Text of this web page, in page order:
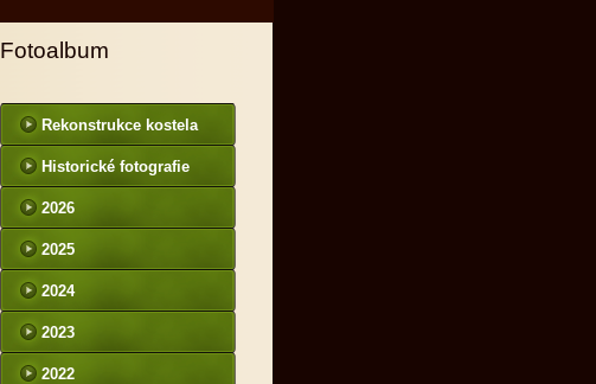
Fotoalbum
Rekonstrukce kostela
Historické fotografie
2026
2025
2024
2023
2022